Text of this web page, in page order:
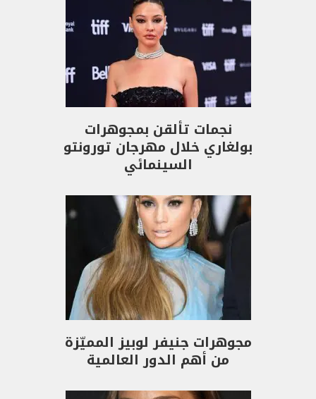
نجمات تألقن بمجوهرات
بولغاري خلال مهرجان تورونتو
السينمائي
مجوهرات جنيفر لوبيز المميّزة
من أهم الدور العالمية